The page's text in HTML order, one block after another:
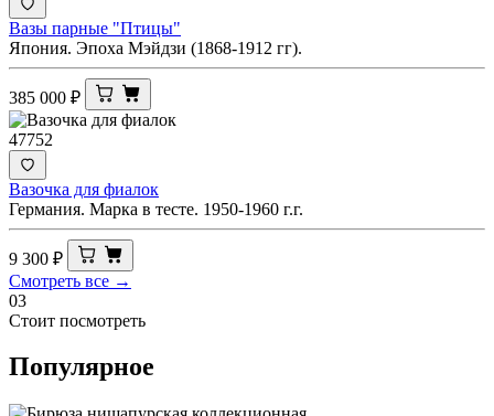
Вазы парные "Птицы"
Япония. Эпоха Мэйдзи (1868-1912 гг).
385 000 ₽
47752
Вазочка для фиалок
Германия. Марка в тесте. 1950-1960 г.г.
9 300 ₽
Смотреть все →
03
Стоит посмотреть
Популярное